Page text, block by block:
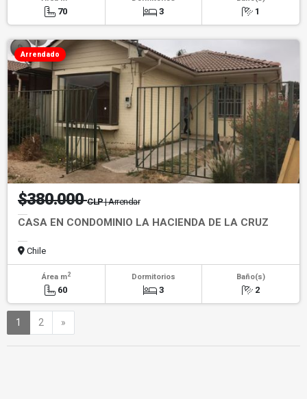
70 3 1
Arrendado
$380.000CLP| Arrendar
CASA EN CONDOMINIO LA HACIENDA DE LA CRUZ
Chile
Área m2
60
Dormitorios
3
Baño(s)
2
1 2 »